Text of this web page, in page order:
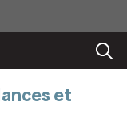
et